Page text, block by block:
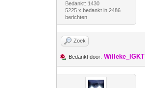
Bedankt: 1430
5225 x bedankt in 2486
berichten
Zoek
Bedankt door: Willeke_IGKT